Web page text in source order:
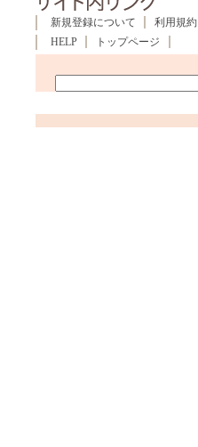
新規登録について 利用規約
HELP
トップページ